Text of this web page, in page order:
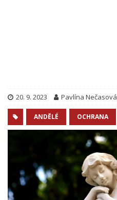
20. 9. 2023 Pavlína Nečasová
ANDĚLÉ OCHRANA